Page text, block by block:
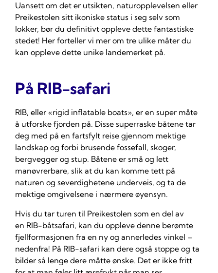
Uansett om det er utsikten, naturopplevelsen eller
Preikestolen sitt ikoniske status i seg selv som
lokker, bør du definitivt oppleve dette fantastiske
stedet! Her forteller vi mer om tre ulike måter du
kan oppleve dette unike landemerket på.
På RIB-safari
RIB, eller «rigid inflatable boats», er en super måte
å utforske fjorden på. Disse superraske båtene tar
deg med på en fartsfylt reise gjennom mektige
landskap og forbi brusende fossefall, skoger,
bergvegger og stup. Båtene er små og lett
manøvrerbare, slik at du kan komme tett på
naturen og severdighetene underveis, og ta de
mektige omgivelsene i nærmere øyensyn.
Hvis du tar turen til Preikestolen som en del av
en RIB-båtsafari, kan du oppleve denne berømte
fjellformasjonen fra en ny og annerledes vinkel –
nedenfra! På RIB-safari kan dere også stoppe og ta
bilder så lenge dere måtte ønske. Det er ikke fritt